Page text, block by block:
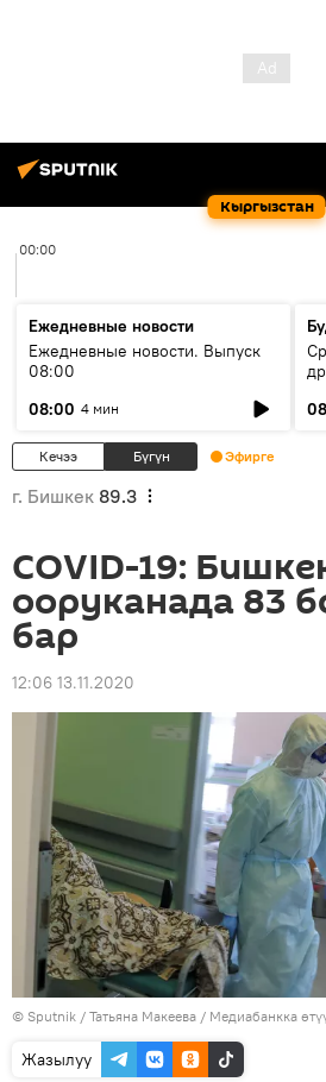
Кыргызстан
00:00
Ежедневные новости
Ежедневные новости. Выпуск
08:00
08:00 4 мин
Кечээ Бүгүн Эфирге
г. Бишкек 89.3
COVID-19:
ооруканада 83
бар
12:06 13.11.2020
© Sputnik / Татьяна Макеева / Медиабанкка
Жазылуу